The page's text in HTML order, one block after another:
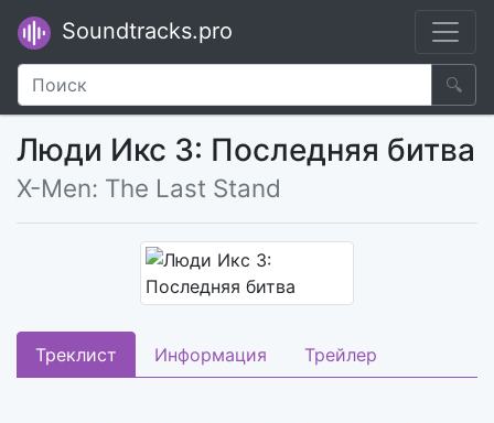
Soundtracks.pro
🔍
Люди Икс 3: Последняя битва
X-Men: The Last Stand
Треклист Информация Трейлер